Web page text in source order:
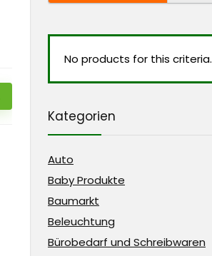
No products for this criteria.
Kategorien
Auto
Baby Produkte
Baumarkt
Beleuchtung
Bürobedarf und Schreibwaren